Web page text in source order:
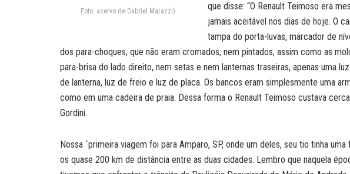
Foto: acervo de Gabriel Marazzi)
que disse: “O Renault Teimoso era
jamais aceitável nos dias de hoje. O
tampa do porta-luvas, marcador de
dos para-choques, que não eram cromados, nem pintados, assim como as
para-brisa do lado direito, nem setas e nem lanternas traseiras, apenas uma
de lanterna, luz de freio e luz de placa. Os bancos eram simplesmente uma
como em uma cadeira de praia. Dessa forma o Renault Teimoso custava
Gordini.
Nossa ´primeira viagem foi para Amparo, SP, onde um deles, seu tio tinha
os quase 200 km de distância entre as duas cidades. Lembro que naquela